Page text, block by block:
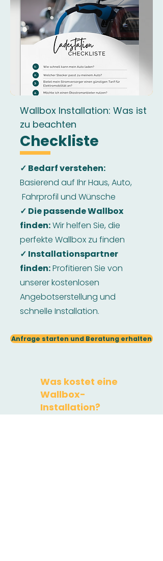
Wallbox Installation: Was ist
zu beachten
Checkliste
✓ Bedarf verstehen:
Basierend auf Ihr Haus, Auto,
Fahrprofil und Wünsche
✓ Die passende Wallbox
finden:Wir helfen Sie, die
perfekte Wallbox zu finden
✓ Installationspartner
finden:Profitieren Sie von
unserer kostenlosen
Angebotserstellung und
schnelle Installation.
Anfrage starten und Beratung erhalten
Was kostet eine
Wallbox-
Installation?